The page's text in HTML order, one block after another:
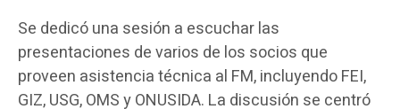
Se dedicó una sesión a escuchar las
presentaciones de varios de los socios que
proveen asistencia técnica al FM, incluyendo FEI,
GIZ, USG, OMS y ONUSIDA. La discusión se centró